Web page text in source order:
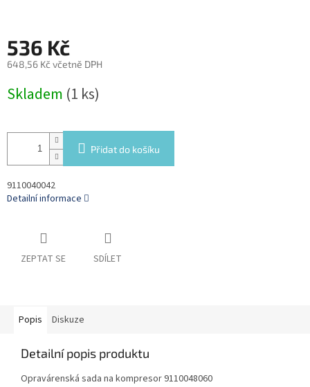
536 Kč
648,56 Kč včetně DPH
cena:
Skladem (1 ks)
Přidat do košíku
9110040042
Detailní informace
ZEPTAT SE SDÍLET
Popis Diskuze
Detailní popis produktu
Opravárenská sada na kompresor 9110048060